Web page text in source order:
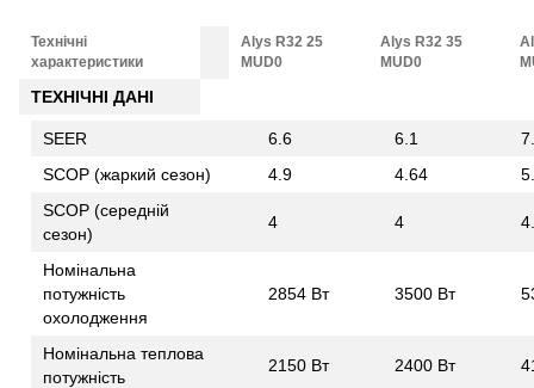
Технічні
характеристики
Alys R32 25
MUD0
Alys R32 35
MUD0
ТЕХНІЧНІ ДАНІ
SEER 6.6 6.1
SCOP (жаркий сезон)
4.9 4.64
SCOP (середній
сезон)
4 4
Номінальна
потужність
охолодження
2854 Вт 3500 Вт
Номінальна теплова
потужність
2150 Вт 2400 Вт